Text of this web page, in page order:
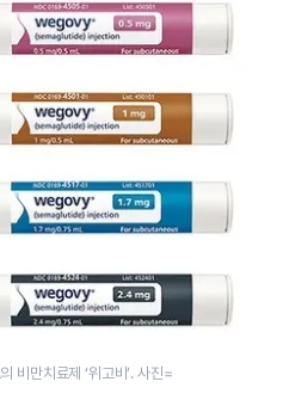
비만치료제 ‘위고비’. 사진=